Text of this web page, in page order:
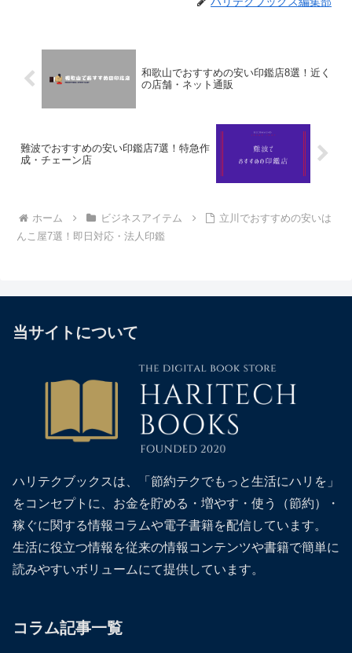
和歌山でおすすめの安い印鑑店8選！近く
の店舗・ネット通販
難波でおすすめの安い印鑑店7選！特急作
成・チェーン店
ホーム ビジネスアイテム
立川でおすすめの安いは
んこ屋7選！即日対応・法人印鑑
当サイトについて
ハリテクブックスは、「節約テクでもっと生活にハリを」
をコンセプトに、お金を貯める・増やす・使う（節約）・
稼ぐに関する情報コラムや電子書籍を配信しています。
生活に役立つ情報を従来の情報コンテンツや書籍で簡単に
読みやすいボリュームにて提供しています。
コラム記事一覧